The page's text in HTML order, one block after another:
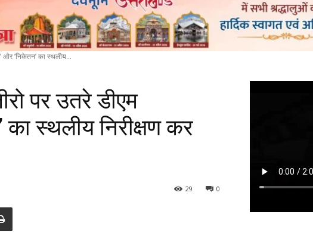
और ’निकेतन’ का स्थलीय...
पर उतरे डीएम
का स्थलीय निरीक्षण कर
0
29